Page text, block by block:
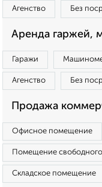
Агенство Без
Аренда гаржей,
Гаражи
Агенство Без
Продажа
Офисное помещение
Помещение
Складское помещение